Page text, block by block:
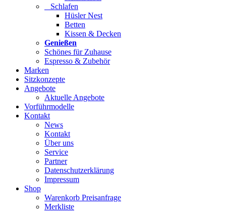
Schlafen
Hüsler Nest
Betten
Kissen & Decken
Genießen
Schönes für Zuhause
Espresso & Zubehör
Marken
Sitzkonzepte
Angebote
Aktuelle Angebote
Vorführmodelle
Kontakt
News
Kontakt
Über uns
Service
Partner
Datenschutzerklärung
Impressum
Shop
Warenkorb Preisanfrage
Merkliste